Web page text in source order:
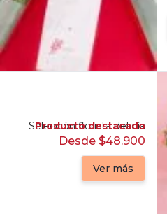
Producto destacado
Selección florista del día
Desde $48.900
Ver más